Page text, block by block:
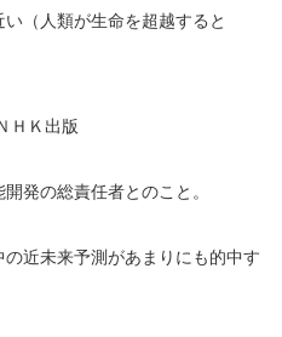
（人類が生命を超越すると
ＨＫ出版
発の総責任者とのこと。
近未来予測があまりにも的中す